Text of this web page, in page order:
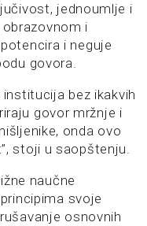
jednoumlje i
i
i neguje
govora.
bez ikakvih
govor mržnje i
onda ovo
stoji u saopštenju.
naučne
svoje
osnovnih